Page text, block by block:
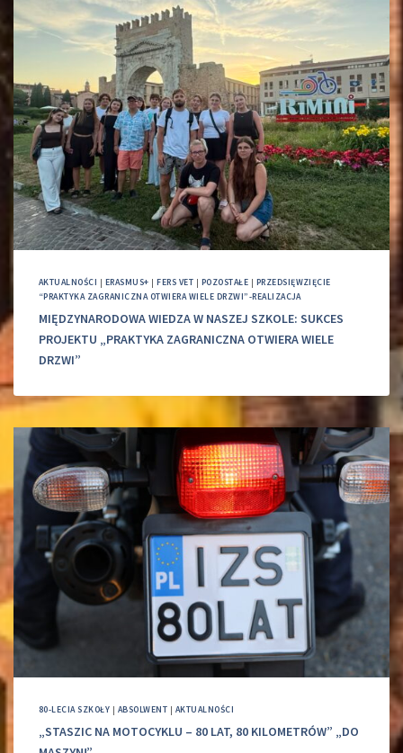
AKTUALNOŚCI | ERASMUS+ |FERS VET | POZOSTAŁE | PRZEDSIĘWZIĘCIE
“PRAKTYKA ZAGRANICZNA OTWIERA WIELE DRZWI”-REALIZACJA
MIĘDZYNARODOWA WIEDZA W NASZEJ SZKOLE: SUKCES
PROJEKTU „PRAKTYKA ZAGRANICZNA OTWIERA WIELE
DRZWI”
80-LECIA SZKOŁY | ABSOLWENT | AKTUALNOŚCI
„STASZIC NA MOTOCYKLU – 80 LAT, 80 KILOMETRÓW” „DO